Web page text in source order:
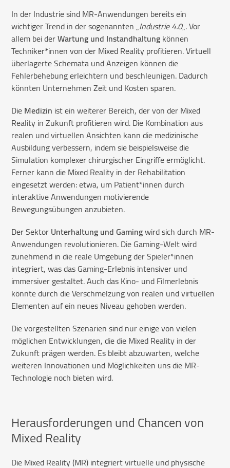
In der Industrie sind MR-Anwendungen bereits ein
wichtiger Trend in der sogenannten „Industrie 4.0„. Vor
allem bei derWartung und Instandhaltungkönnen
Techniker*innen von der Mixed Reality profitieren. Virtuell
überlagerte Schemata und Anzeigen können die
Fehlerbehebung erleichtern und beschleunigen. Dadurch
könnten Unternehmen Zeit und Kosten sparen.
DieMedizin ist ein weiterer Bereich, der von der Mixed
Reality in Zukunft profitieren wird. Die Kombination aus
realen und virtuellen Ansichten kann die medizinische
Ausbildung verbessern, indem sie beispielsweise die
Simulation komplexer chirurgischer Eingriffe ermöglicht.
Ferner kann die Mixed Reality in der Rehabilitation
eingesetzt werden: etwa, um Patient*innen durch
interaktive Anwendungen motivierende
Bewegungsübungen anzubieten.
Der SektorUnterhaltung und Gamingwird sich durch MR-
Anwendungen revolutionieren. Die Gaming-Welt wird
zunehmend in die reale Umgebung der Spieler*innen
integriert, was das Gaming-Erlebnis intensiver und
immersiver gestaltet. Auch das Kino- und Filmerlebnis
könnte durch die Verschmelzung von realen und virtuellen
Elementen auf ein neues Niveau gehoben werden.
Die vorgestellten Szenarien sind nur einige von vielen
möglichen Entwicklungen, die die Mixed Reality in der
Zukunft prägen werden. Es bleibt abzuwarten, welche
weiteren Innovationen und Möglichkeiten uns die MR-
Technologie noch bieten wird.
Herausforderungen und Chancen von
Mixed Reality
Die Mixed Reality (MR) integriert virtuelle und physische